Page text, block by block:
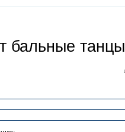
бальные танцы